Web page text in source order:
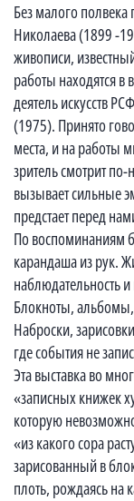
Без малого
Николаева (1899 -
живописи,
работы находятся
деятель искусств
(1975). Принято
места, и на работы
зритель смотрит
вызывает сильные
предстает перед
По воспоминаниям
карандаша из рук.
наблюдательность
Блокноты,
Наброски,
где события не
Эта выставка во
«записных книжек
которую
«из какого сора
зарисованный в
плоть, рождаясь на